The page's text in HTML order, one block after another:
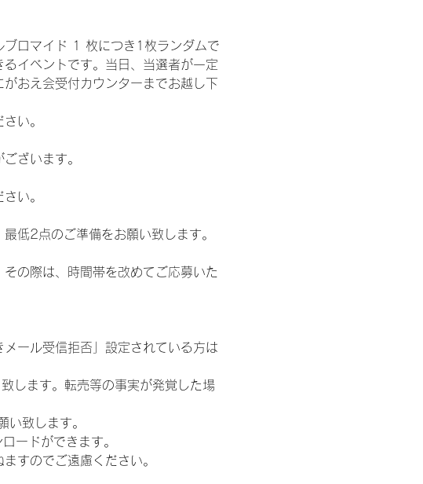
ブロマイド 1 枚につき1枚ランダムで
イベントです。当日、当選者が一定
おえ会受付カウンターまでお越し下
い。
ざいます。
い。
低2点のご準備をお願い致します。
の際は、時間帯を改めてご応募いた
ール受信拒否」設定されている方は
します。転売等の事実が発覚した場
致します。
ードができます。
すのでご遠慮ください。